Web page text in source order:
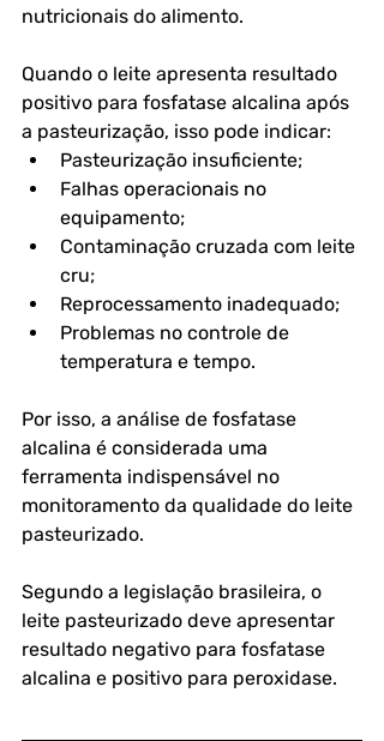
nutricionais do alimento.
Quando o leite apresenta resultado
positivo para fosfatase alcalina após
a pasteurização, isso pode indicar:
Pasteurização insuficiente;
Falhas operacionais no
equipamento;
Contaminação cruzada com leite
cru;
Reprocessamento inadequado;
Problemas no controle de
temperatura e tempo.
Por isso, a análise de fosfatase
alcalina é considerada uma
ferramenta indispensável no
monitoramento da qualidade do leite
pasteurizado.
Segundo a legislação brasileira, o
leite pasteurizado deve apresentar
resultado negativo para fosfatase
alcalina e positivo para peroxidase.